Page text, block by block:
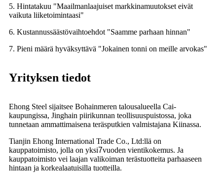
5. Hintatakuu "Maailmanlaajuiset markkinamuutokset eivät
vaikuta liiketoimintaasi"
6. Kustannussäästövaihtoehdot "Saamme parhaan hinnan"
7. Pieni määrä hyväksyttävä "Jokainen tonni on meille arvokas"
Yrityksen tiedot
Ehong Steel sijaitsee Bohainmeren talousalueella Cai-
kaupungissa, Jinghain piirikunnan teollisuuspuistossa, joka
tunnetaan ammattimaisena teräsputkien valmistajana Kiinassa.
Tianjin Ehong International Trade Co., Ltd:llä on
kauppatoimisto, jolla on yksi7vuoden vientikokemus. Ja
kauppatoimisto vei laajan valikoiman terästuotteita parhaaseen
hintaan ja korkealaatuisilla tuotteilla.